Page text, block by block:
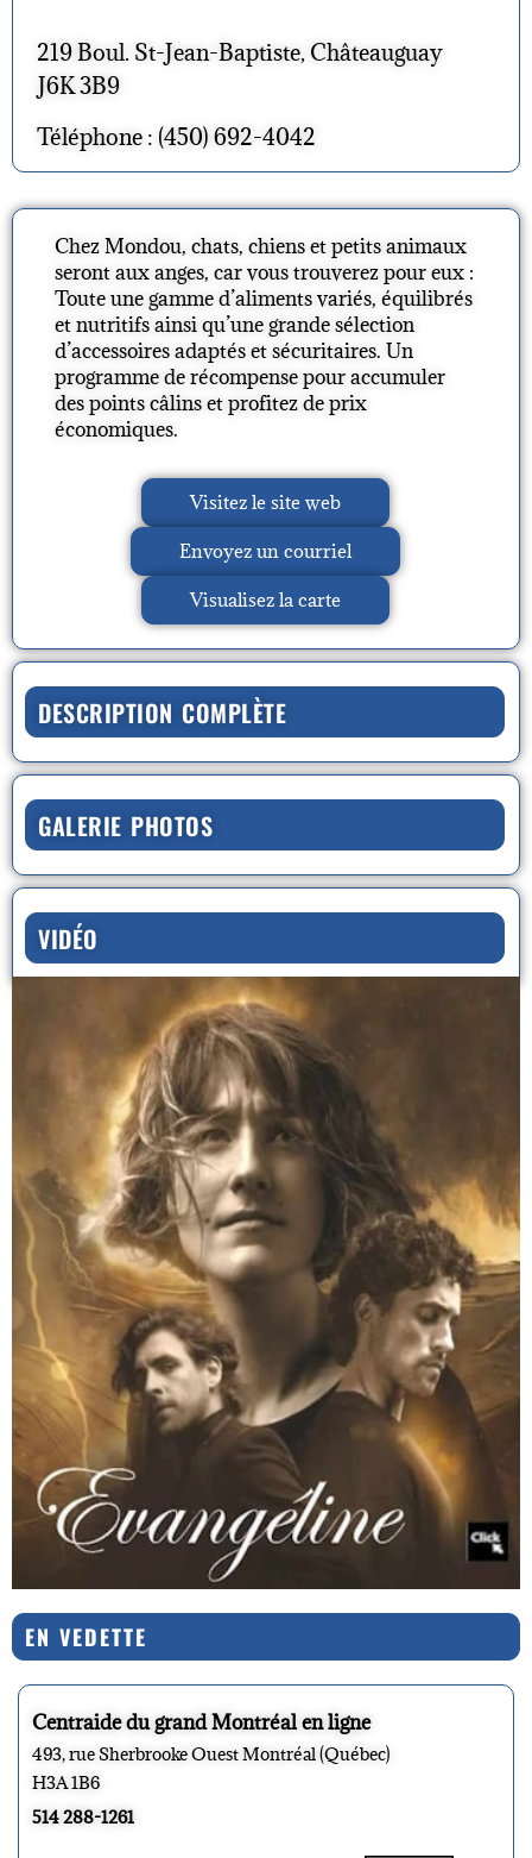
219 Boul. St-Jean-Baptiste, Châteauguay
J6K 3B9
Téléphone : (450) 692-4042
Chez Mondou, chats, chiens et petits animaux
seront aux anges, car vous trouverez pour eux :
Toute une gamme d’aliments variés, équilibrés
et nutritifs ainsi qu’une grande sélection
d’accessoires adaptés et sécuritaires. Un
programme de récompense pour accumuler
des points câlins et profitez de prix
économiques.
Visitez le site web
Envoyez un courriel
Visualisez la carte
DESCRIPTION COMPLÈTE
GALERIE PHOTOS
VIDÉO
EN VEDETTE
Centraide du grand Montréal en ligne
493, rue Sherbrooke Ouest Montréal (Québec)
H3A 1B6
514 288-1261